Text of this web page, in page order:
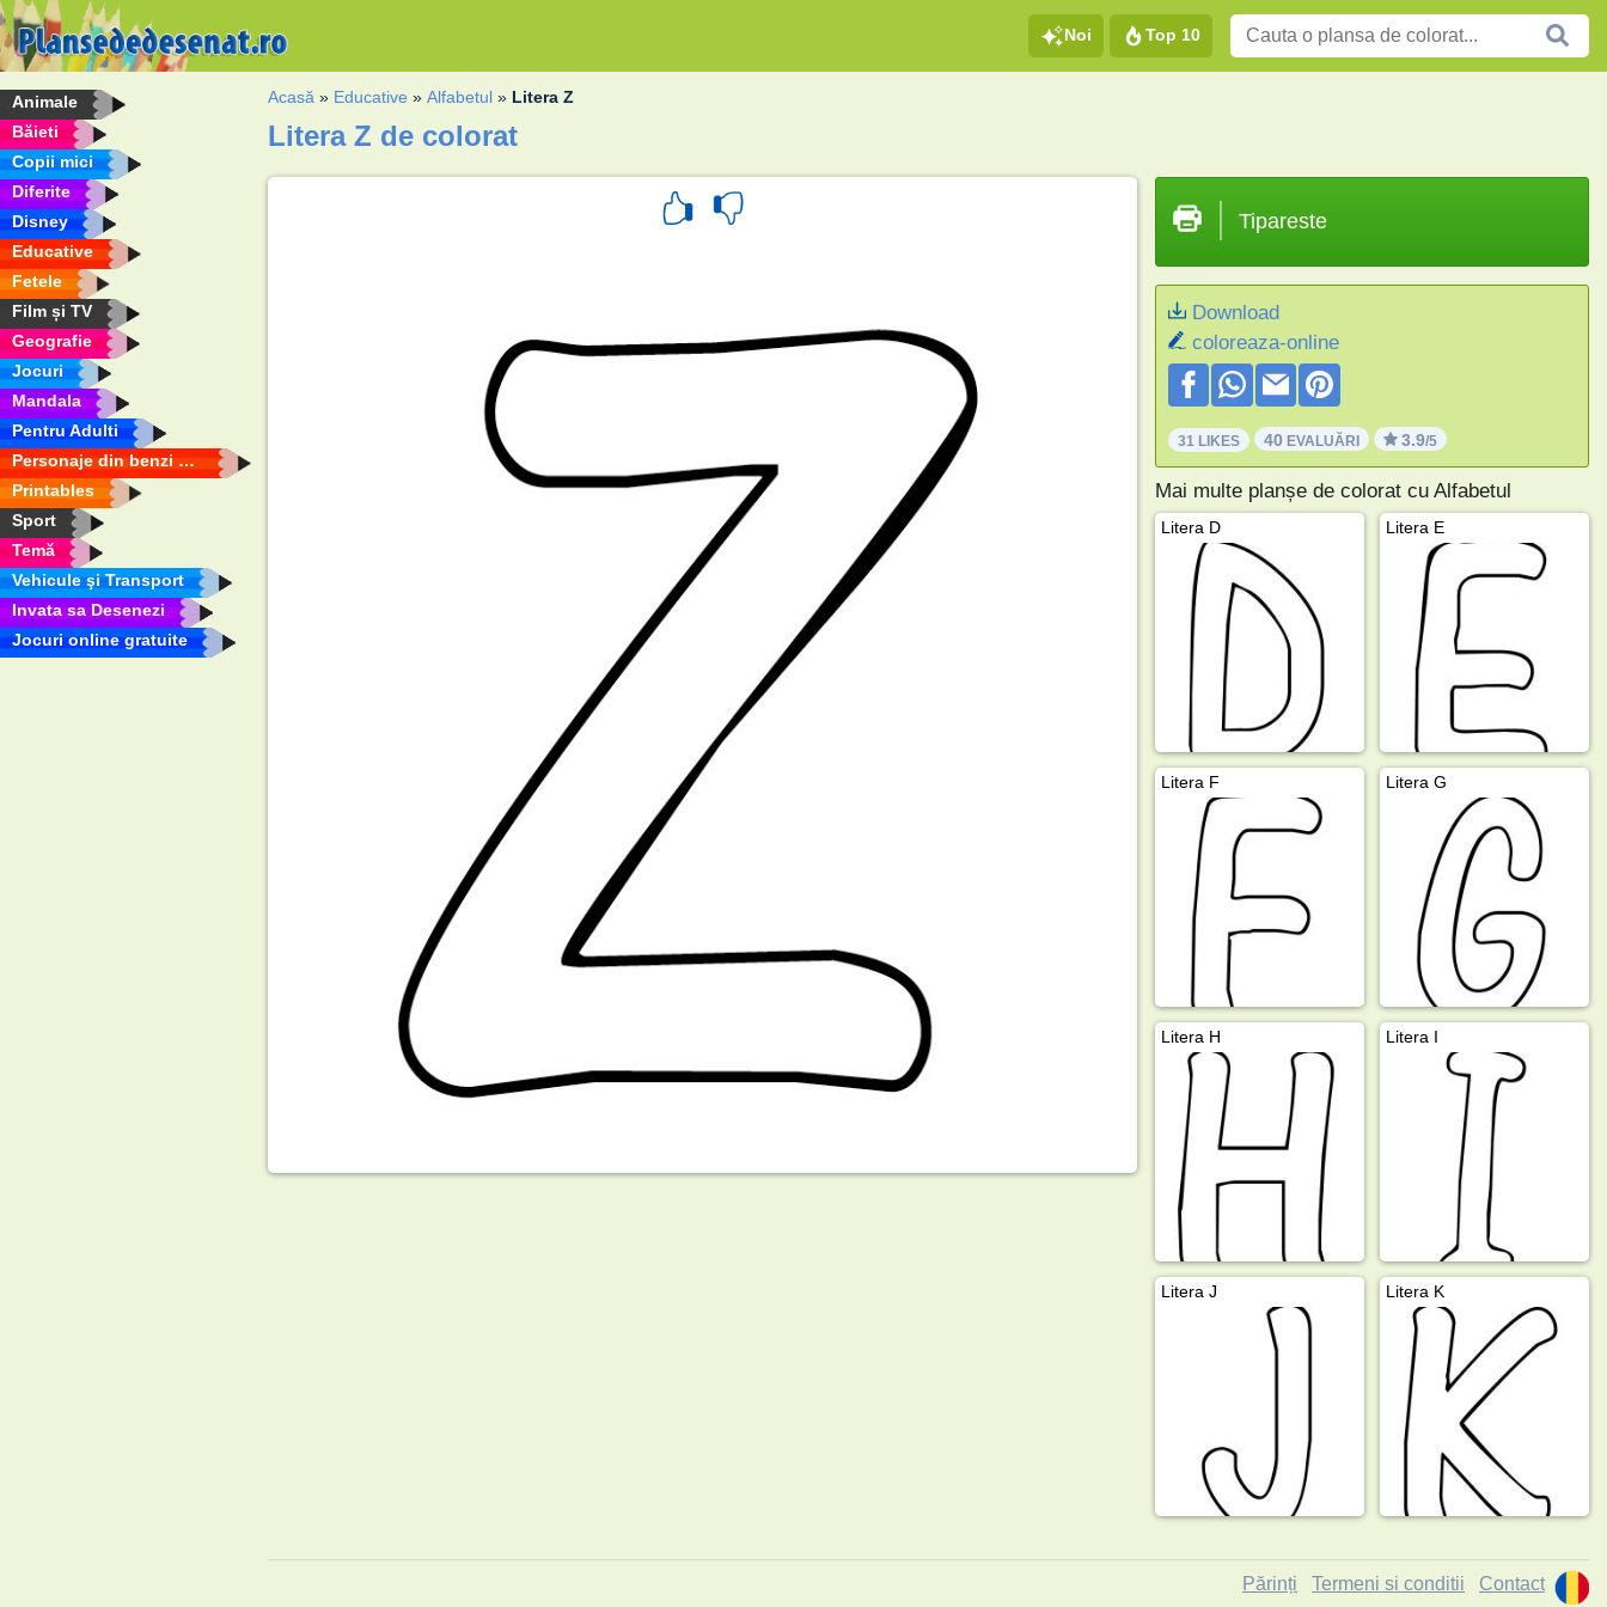
Noi Top 10
Animale
Băieti
Copii mici
Diferite
Disney
Educative
Fetele
Film și TV
Geografie
Jocuri
Mandala
Pentru Adulti
Personaje din benzi desenate
Printables
Sport
Temă
Vehicule şi Transport
Invata sa Desenezi
Jocuri online gratuite
Acasă » Educative »Alfabetul » Litera Z
Litera Z de colorat
Tipareste
Download
coloreaza-online
31 LIKES 40 EVALUĂRI 3.9/5
Mai multe planșe de colorat cu Alfabetul
Litera D Litera E
Litera F Litera G
Litera H Litera I
Litera J Litera K
Părinți Termeni si conditii Contact